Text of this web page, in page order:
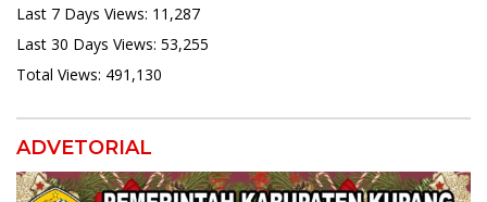
Last 7 Days Views: 11,287
Last 30 Days Views: 53,255
Total Views: 491,130
ADVETORIAL